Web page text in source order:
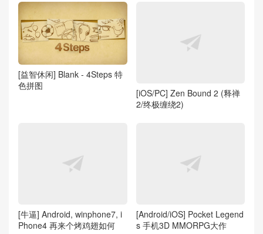
[益智休闲] Blank - 4Steps 特
色拼图
[iOS/PC] Zen Bound 2 (释禅
2/终极缠绕2)
[牛逼] Android, winphone7, i
Phone4 再来个烤鸡翅如何
[Android/iOS] Pocket Legend
s 手机3D MMORPG大作